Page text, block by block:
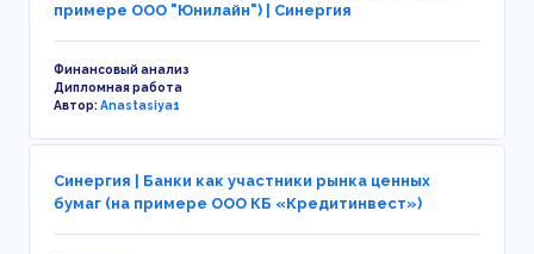
примере ООО "Юнилайн") | Синергия
Финансовый анализ
Дипломная работа
Автор:Anastasiya1
Синергия | Банки как участники рынка ценных
бумаг (на примере ООО КБ «Кредитинвест»)